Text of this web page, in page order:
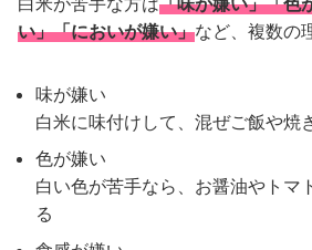
い」「においが嫌い」など、複数の
味が嫌い
白米に味付けして、混ぜご飯や焼
色が嫌い
白い色が苦手なら、お醤油やトマ
る